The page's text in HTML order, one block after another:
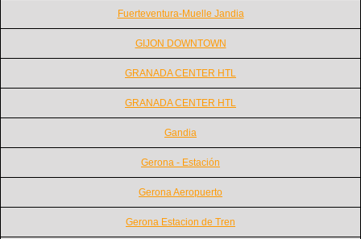
Fuerteventura-Muelle Jandia
GIJON DOWNTOWN
GRANADA CENTER HTL
GRANADA CENTER HTL
Gandia
Gerona - Estación
Gerona Aeropuerto
Gerona Estacion de Tren